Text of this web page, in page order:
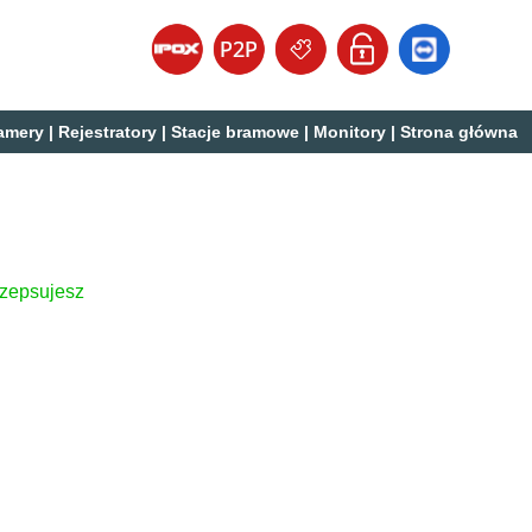
| Rejestratory | Stacje bramowe | Monitory | Strona główna